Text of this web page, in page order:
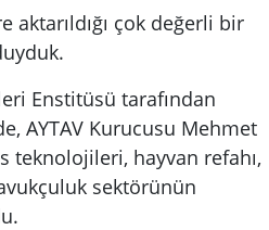
çok değerli bir
Enstitüsü tarafından
AYTAV Kurucusu Mehmet
teknolojileri, hayvan refahı,
sektörünün